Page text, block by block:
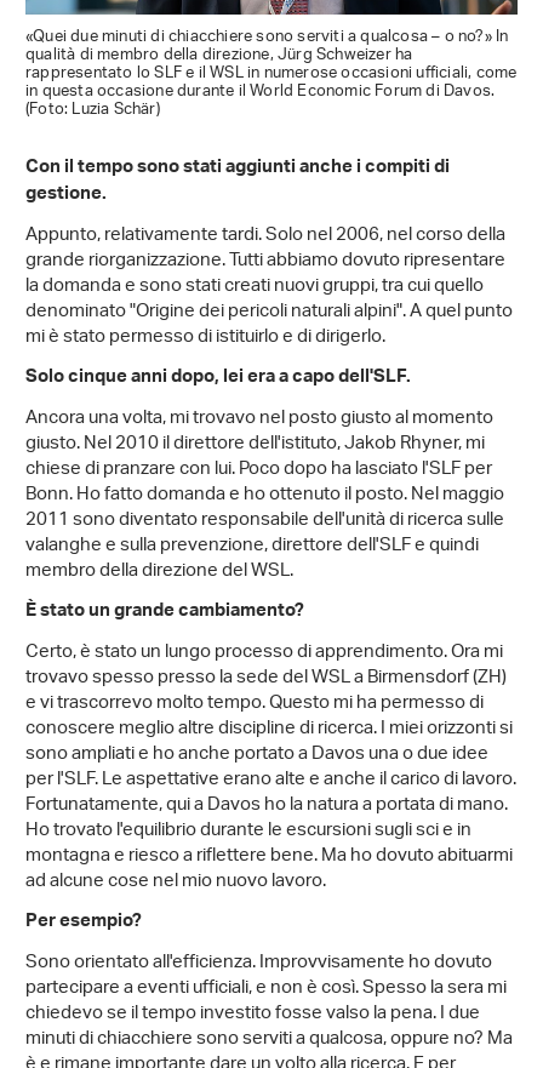
«Quei due minuti di chiacchiere sono serviti a qualcosa – o no?» In
qualità di membro della direzione, Jürg Schweizer ha
rappresentato lo SLF e il WSL in numerose occasioni ufficiali, come
in questa occasione durante il World Economic Forum di Davos.
(Foto: Luzia Schär)
Con il tempo sono stati aggiunti anche i compiti di
gestione.
Appunto, relativamente tardi. Solo nel 2006, nel corso della
grande riorganizzazione. Tutti abbiamo dovuto ripresentare
la domanda e sono stati creati nuovi gruppi, tra cui quello
denominato "Origine dei pericoli naturali alpini". A quel punto
mi è stato permesso di istituirlo e di dirigerlo.
Solo cinque anni dopo, lei era a capo dell'SLF.
Ancora una volta, mi trovavo nel posto giusto al momento
giusto. Nel 2010 il direttore dell'istituto, Jakob Rhyner, mi
chiese di pranzare con lui. Poco dopo ha lasciato l'SLF per
Bonn. Ho fatto domanda e ho ottenuto il posto. Nel maggio
2011 sono diventato responsabile dell'unità di ricerca sulle
valanghe e sulla prevenzione, direttore dell'SLF e quindi
membro della direzione del WSL.
È stato un grande cambiamento?
Certo, è stato un lungo processo di apprendimento. Ora mi
trovavo spesso presso la sede del WSL a Birmensdorf (ZH)
e vi trascorrevo molto tempo. Questo mi ha permesso di
conoscere meglio altre discipline di ricerca. I miei orizzonti si
sono ampliati e ho anche portato a Davos una o due idee
per l'SLF. Le aspettative erano alte e anche il carico di lavoro.
Fortunatamente, qui a Davos ho la natura a portata di mano.
Ho trovato l'equilibrio durante le escursioni sugli sci e in
montagna e riesco a riflettere bene. Ma ho dovuto abituarmi
ad alcune cose nel mio nuovo lavoro.
Per esempio?
Sono orientato all'efficienza. Improvvisamente ho dovuto
partecipare a eventi ufficiali, e non è così. Spesso la sera mi
chiedevo se il tempo investito fosse valso la pena. I due
minuti di chiacchiere sono serviti a qualcosa, oppure no? Ma